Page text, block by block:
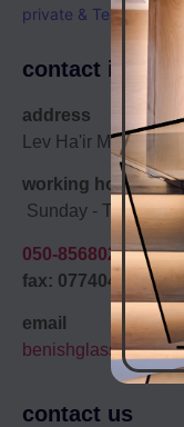
private & Terms
contact info
address
Lev Ha'ir Mall, 38
working hour:
Sunday - Thursday
077-
|
050-8568028
fax: 0774046405
email
contact us